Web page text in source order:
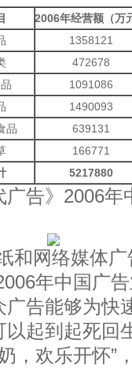
2006年经营额（万
1358121
472678
1091086
1490093
品
639131
166771
5217880
告》2006年
和网络媒体
年中国广
告能够为快
起到起死回
，欢乐开怀”